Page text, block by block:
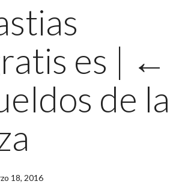
es | ←
de la
18, 2016